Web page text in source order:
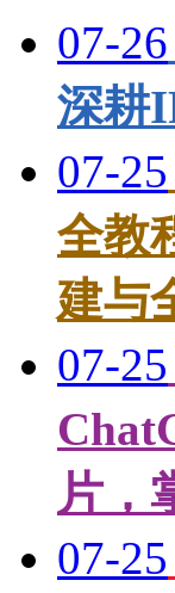
07-26
深耕
07-25
全教
建与
07-25
片，
07-25